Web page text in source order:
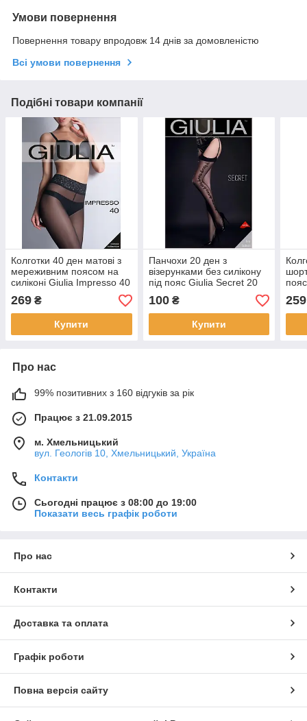
Умови повернення
Повернення товару впродовж 14 днів за домовленістю
Всі умови повернення
Подібні товари компанії
Колготки 40 ден матові з
мереживним поясом на
силіконі Giulia Impresso 40
чорні бежеві розміри 2 3 4
269 ₴
Купити
Панчохи 20 ден з
візерунками без силікону
під пояс Giulia Secret 20
чорного кольору розмір
1/2
100₴
Купити
2 3
259
Про нас
99% позитивних з 160 відгуків за рік
Працює з 21.09.2015
м. Хмельницький
вул. Геологів 10, Хмельницький, Україна
Контакти
Сьогодні працює з 08:00 до 19:00
Показати весь графік роботи
Про нас
Контакти
Доставка та оплата
Графік роботи
Повна версія сайту